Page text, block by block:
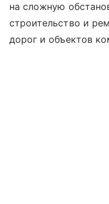
на сложную
строительство и
дорог и объектов